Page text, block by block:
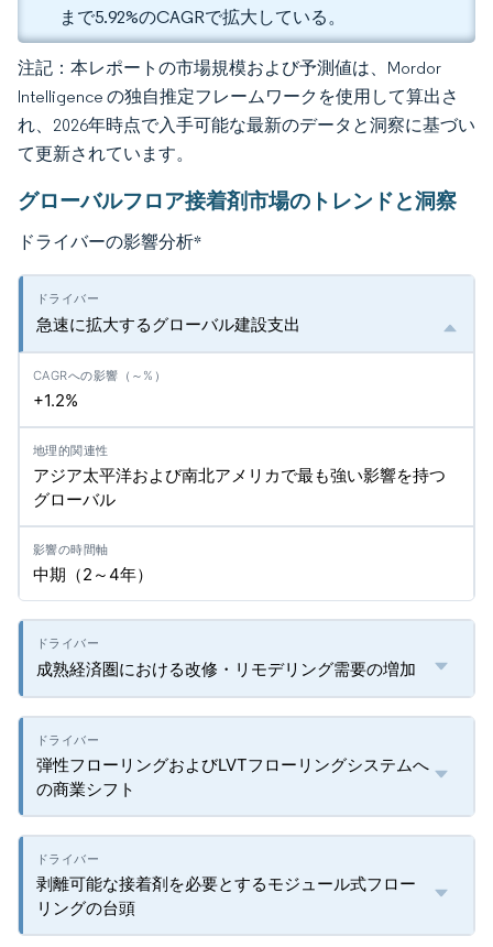
まで5.92%のCAGRで拡大している。
注記：本レポートの市場規模および予測値は、Mordor
Intelligence の独自推定フレームワークを使用して算出さ
れ、2026年時点で入手可能な最新のデータと洞察に基づい
て更新されています。
グローバルフロア接着剤市場のトレンドと洞察
ドライバーの影響分析*
急速に拡大するグローバル建設支出
+1.2%
アジア太平洋および南北アメリカで最も強い影響を持つ
グローバル
中期（2～4年）
成熟経済圏における改修・リモデリング需要の増加
弾性フローリングおよびLVTフローリングシステムへ
の商業シフト
剥離可能な接着剤を必要とするモジュール式フロー
リングの台頭